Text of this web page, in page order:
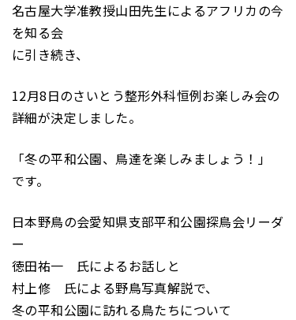
名古屋大学准教授山田先生によるアフリカの今
を知る会
に引き続き、
12月8日のさいとう整形外科恒例お楽しみ会の
詳細が決定しました。
「冬の平和公園、鳥達を楽しみましょう！」
です。
日本野鳥の会愛知県支部平和公園探鳥会リーダ
ー
徳田祐一 氏によるお話しと
村上修 氏による野鳥写真解説で、
冬の平和公園に訪れる鳥たちについて